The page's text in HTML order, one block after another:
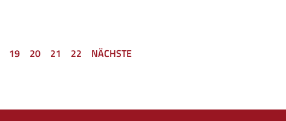
19 20 21 22 NÄCHSTE